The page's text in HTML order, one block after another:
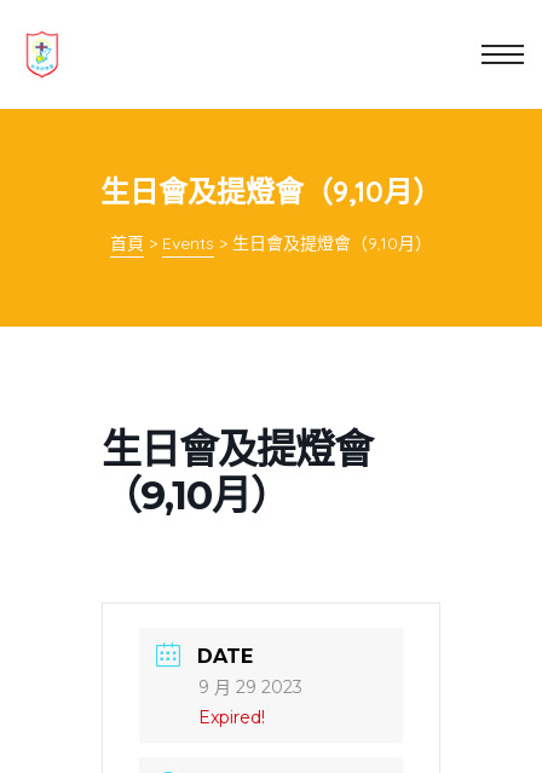
生日會及提燈會（9,10月）
首頁 > Events > 生日會及提燈會（9,10月）
生日會及提燈會
（9,10月）
DATE
9 月 29 2023
Expired!
教育